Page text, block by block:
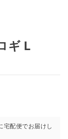
ギ L
宅配便でお届けし